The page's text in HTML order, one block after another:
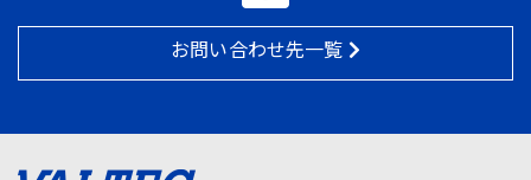
お問い合わせ先一覧